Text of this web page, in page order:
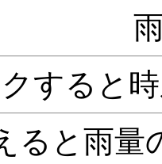
すると
ると雨量